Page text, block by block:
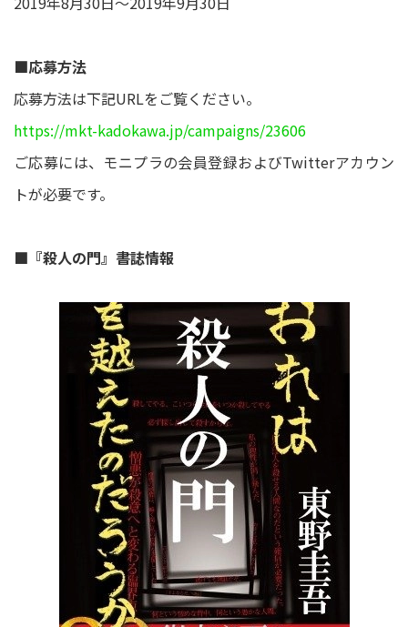
■応募方法
応募方法は下記URLをご覧ください。
https://mkt-kadokawa.jp/campaigns/23606
ご応募には、モニプラの会員登録およびTwitterアカウン
トが必要です。
■『殺人の門』書誌情報